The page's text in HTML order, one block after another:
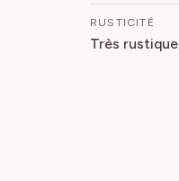
RUSTICITÉ
Très rustique